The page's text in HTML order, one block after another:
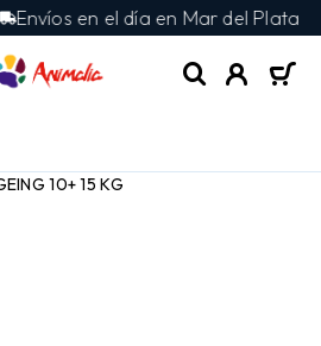
Envíos en el día en Mar del Plata